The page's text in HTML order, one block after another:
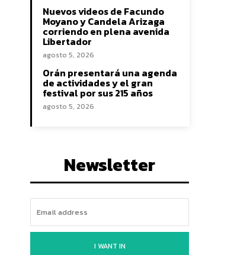
Nuevos videos de Facundo
Moyano y Candela Arizaga
corriendo en plena avenida
Libertador
agosto 5, 2026
Orán presentará una agenda
de actividades y el gran
festival por sus 215 años
agosto 5, 2026
Newsletter
I WANT IN